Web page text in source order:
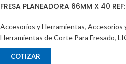
FRESA PLANEADORA 66MM X 40
Accesorios y Herramientas, Accesorios
Herramientas de Corte Para Fresado,
COTIZAR